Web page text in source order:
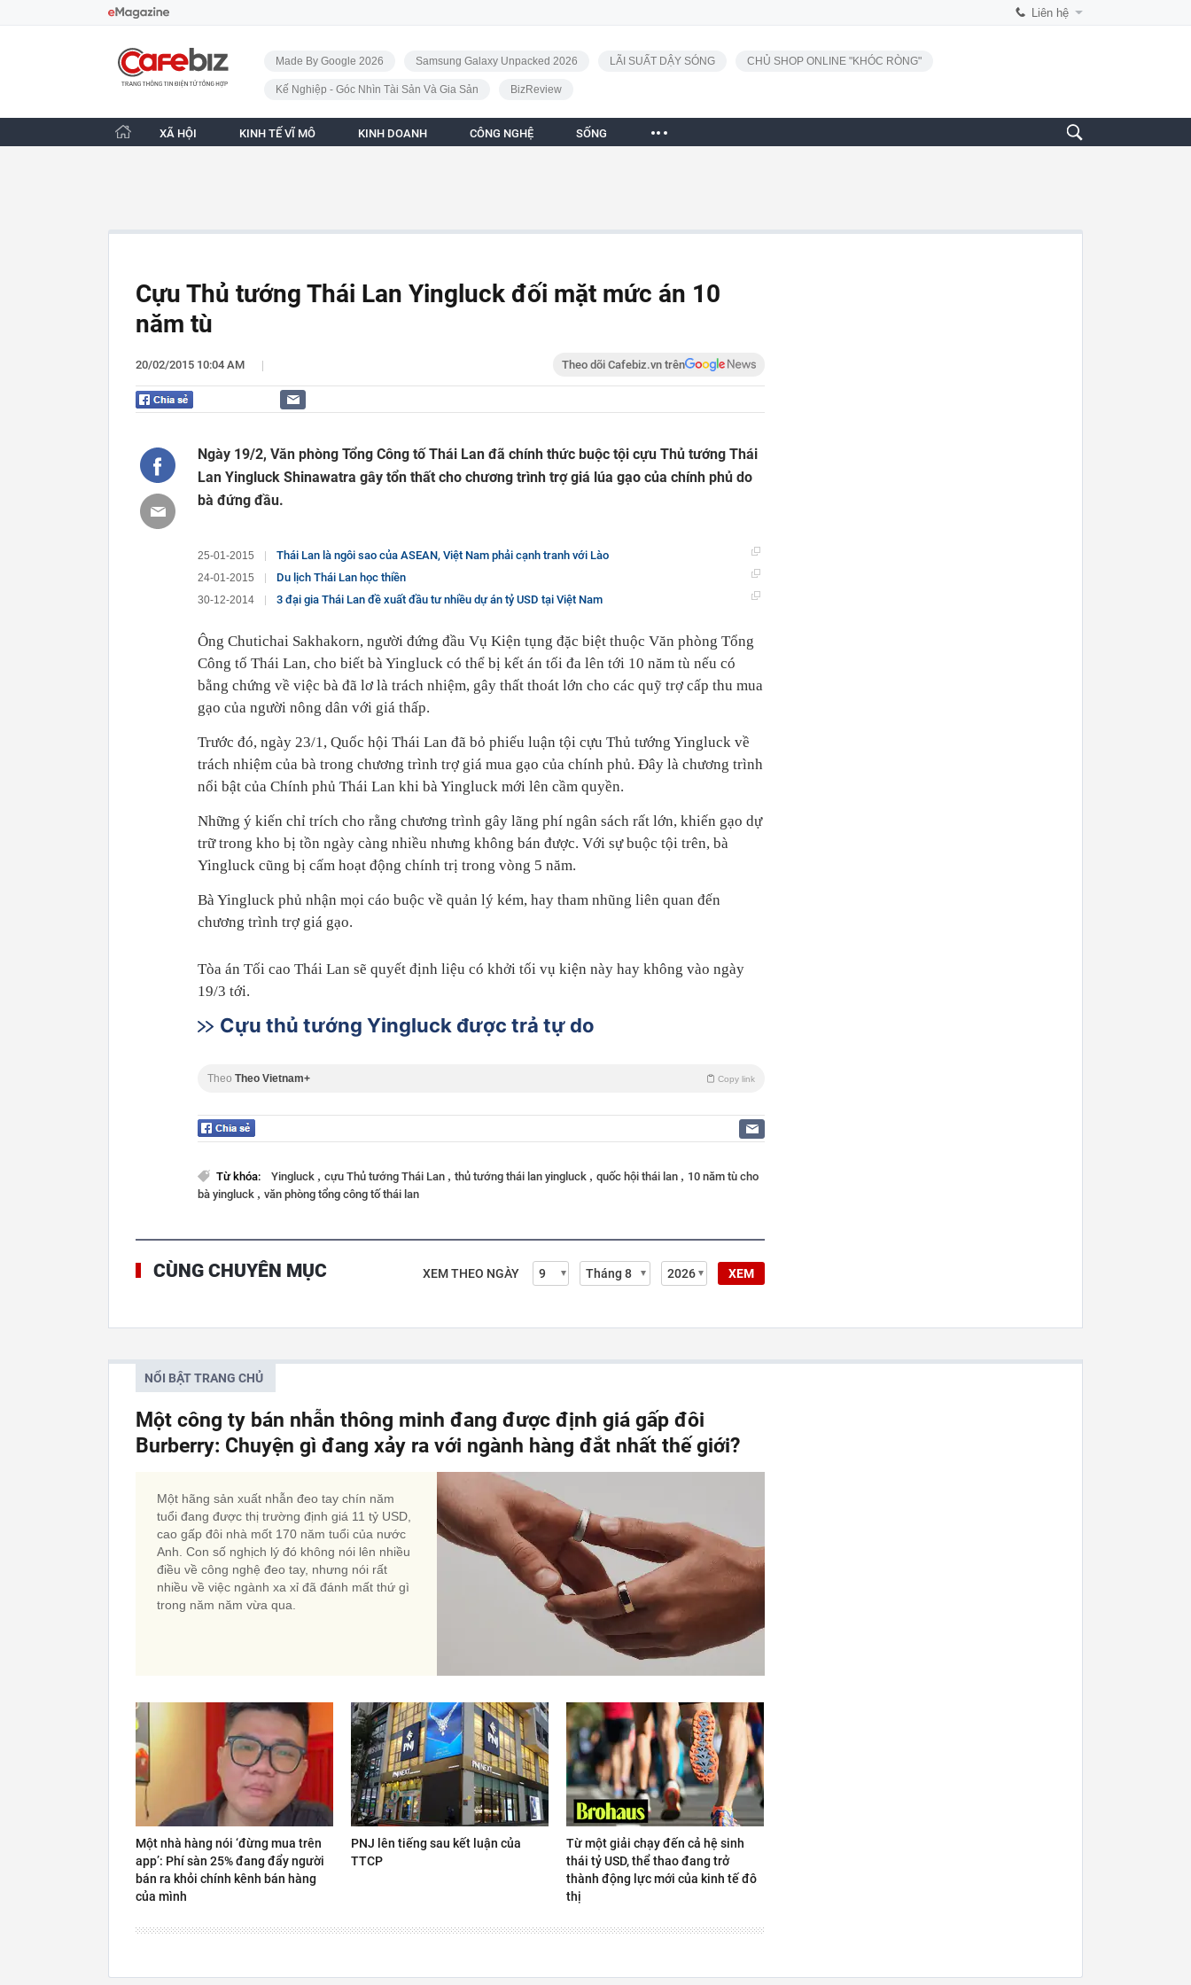
Liên hệ
CafeBiz - Trang chủ
Made By Google 2026 Samsung Galaxy Unpacked 2026 LÃI SUẤT DẬY SÓNG CHỦ SHOP ONLINE "KHÓC RÒNG"
Kế Nghiệp - Góc Nhìn Tài Sản Và Gia Sản BizReview
XÃ HỘI KINH TẾ VĨ MÔ KINH DOANH CÔNG NGHỆ SỐNG
Cựu Thủ tướng Thái Lan Yingluck đối mặt mức án 10
năm tù
20/02/2015 10:04 AM | Theo dõi Cafebiz.vn trên
Ngày 19/2, Văn phòng Tổng Công tố Thái Lan đã chính thức buộc tội cựu Thủ tướng Thái
Lan Yingluck Shinawatra gây tổn thất cho chương trình trợ giá lúa gạo của chính phủ do
bà đứng đầu.
25-01-2015 Thái Lan là ngôi sao của ASEAN, Việt Nam phải cạnh tranh với Lào
24-01-2015 Du lịch Thái Lan học thiền
30-12-2014 3 đại gia Thái Lan đề xuất đầu tư nhiều dự án tỷ USD tại Việt Nam
Ông Chutichai Sakhakorn, người đứng đầu Vụ Kiện tụng đặc biệt thuộc Văn phòng Tổng
Công tố Thái Lan, cho biết bà Yingluck có thể bị kết án tối đa lên tới 10 năm tù nếu có
bằng chứng về việc bà đã lơ là trách nhiệm, gây thất thoát lớn cho các quỹ trợ cấp thu mua
gạo của người nông dân với giá thấp.
Trước đó, ngày 23/1, Quốc hội Thái Lan đã bỏ phiếu luận tội cựu Thủ tướng Yingluck về
trách nhiệm của bà trong chương trình trợ giá mua gạo của chính phủ. Đây là chương trình
nổi bật của Chính phủ Thái Lan khi bà Yingluck mới lên cầm quyền.
Những ý kiến chỉ trích cho rằng chương trình gây lãng phí ngân sách rất lớn, khiến gạo dự
trữ trong kho bị tồn ngày càng nhiều nhưng không bán được. Với sự buộc tội trên, bà
Yingluck cũng bị cấm hoạt động chính trị trong vòng 5 năm.
Bà Yingluck phủ nhận mọi cáo buộc về quản lý kém, hay tham nhũng liên quan đến
chương trình trợ giá gạo.
Tòa án Tối cao Thái Lan sẽ quyết định liệu có khởi tối vụ kiện này hay không vào ngày
19/3 tới.
Cựu thủ tướng Yingluck được trả tự do
Theo Theo Vietnam+ Copy link
Từ khóa: Yingluck , cựu Thủ tướng Thái Lan , thủ tướng thái lan yingluck , quốc hội thái lan , 10 năm tù cho
bà yingluck , văn phòng tổng công tố thái lan
CÙNG CHUYÊN MỤC XEM THEO NGÀY XEM
NỔI BẬT TRANG CHỦ
Một công ty bán nhẫn thông minh đang được định giá gấp đôi
Burberry: Chuyện gì đang xảy ra với ngành hàng đắt nhất thế giới?
Một hãng sản xuất nhẫn đeo tay chín năm
tuổi đang được thị trường định giá 11 tỷ USD,
cao gấp đôi nhà mốt 170 năm tuổi của nước
Anh. Con số nghịch lý đó không nói lên nhiều
điều về công nghệ đeo tay, nhưng nói rất
nhiều về việc ngành xa xỉ đã đánh mất thứ gì
trong năm năm vừa qua.
Một nhà hàng nói ‘đừng mua trên
app’: Phí sàn 25% đang đẩy người
bán ra khỏi chính kênh bán hàng
của mình
PNJ lên tiếng sau kết luận của
TTCP
Từ một giải chạy đến cả hệ sinh
thái tỷ USD, thể thao đang trở
thành động lực mới của kinh tế đô
thị